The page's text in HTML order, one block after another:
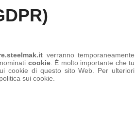
verranno temporaneamente
cookie. È molto importante che tu
cookie di questo sito Web. Per ulteriori
sui cookie.